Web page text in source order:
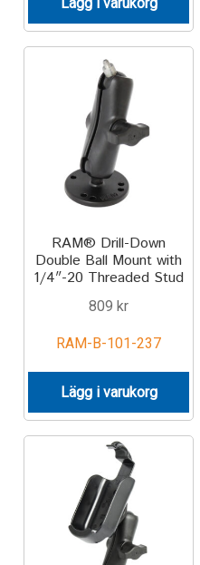
IntelliSkin
No-Drill
Power-Grip
Quick-Grip
RAM ROD
RAM X-Grip
FORDONSTYP
ATV
Bicycle
RAM® Drill-Down
Double Ball Mount with
1/4″-20 Threaded Stud
809 kr
RAM-B-101-237
Lägg i varukorg